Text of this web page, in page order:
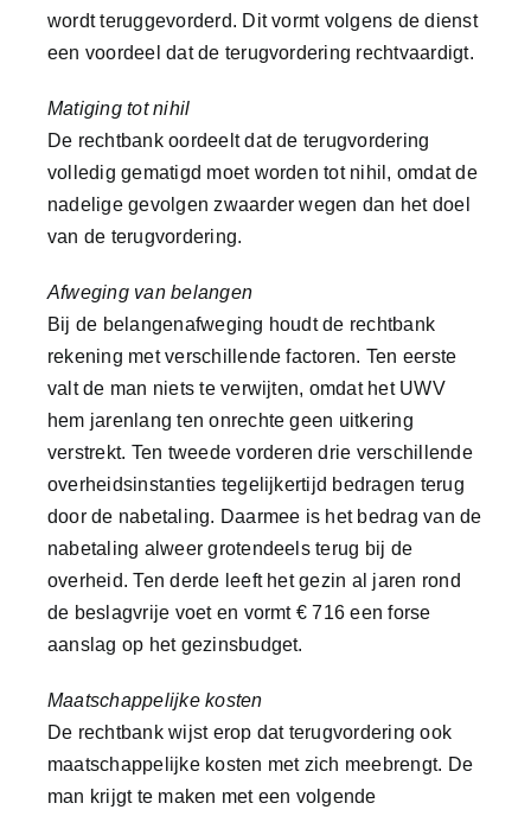
wordt teruggevorderd. Dit vormt volgens de dienst
een voordeel dat de terugvordering rechtvaardigt.
Matiging tot nihil
De rechtbank oordeelt dat de terugvordering
volledig gematigd moet worden tot nihil, omdat de
nadelige gevolgen zwaarder wegen dan het doel
van de terugvordering.
Afweging van belangen
Bij de belangenafweging houdt de rechtbank
rekening met verschillende factoren. Ten eerste
valt de man niets te verwijten, omdat het UWV
hem jarenlang ten onrechte geen uitkering
verstrekt. Ten tweede vorderen drie verschillende
overheidsinstanties tegelijkertijd bedragen terug
door de nabetaling. Daarmee is het bedrag van de
nabetaling alweer grotendeels terug bij de
overheid. Ten derde leeft het gezin al jaren rond
de beslagvrije voet en vormt € 716 een forse
aanslag op het gezinsbudget.
Maatschappelijke kosten
De rechtbank wijst erop dat terugvordering ook
maatschappelijke kosten met zich meebrengt. De
man krijgt te maken met een volgende